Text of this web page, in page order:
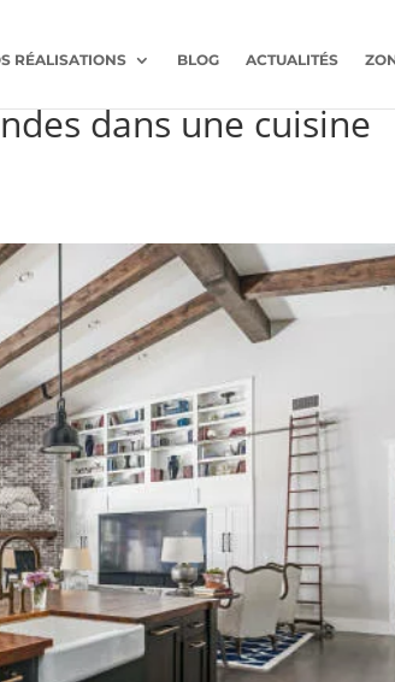
RÉALISATIONS BLOG ACTUALITÉS
dans une cuisine